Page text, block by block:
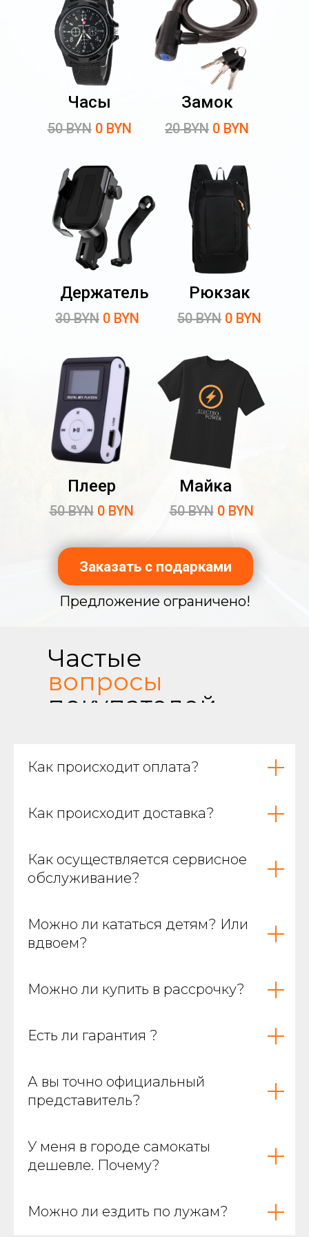
50 BYN 0 BYN
Рюкзак
50 BYN 0 BYN
Плеер
50 BYN 0 BYN
Часы
50 BYN 0 BYN 20 BYN 0 BYN
30 BYN 0 BYN
Замок
Держатель
Предложение ограничено!
Майка
Заказать с подарками
Частые
вопросы
покупателей
Как происходит оплата?
Как происходит доставка?
Как осуществляется сервисное
обслуживание?
Можно ли кататься детям? Или
вдвоем?
Можно ли купить в рассрочку?
Есть ли гарантия ?
А вы точно официальный
представитель?
У меня в городе самокаты
дешевле. Почему?
Можно ли ездить по лужам?